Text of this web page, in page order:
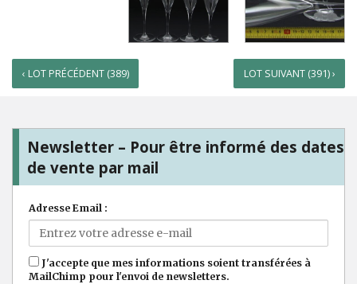
‹ LOT PRÉCÉDENT (389) LOT SUIVANT (391) ›
Newsletter – Pour être informé des dates
de vente par mail
Adresse Email :
J'accepte que mes informations soient transférées à
MailChimp pour l'envoi de newsletters.